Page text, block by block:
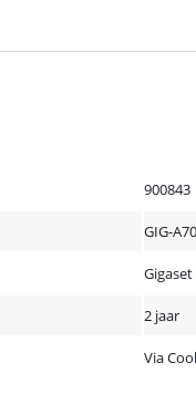
900843
GIG-
Gigaset
2 jaar
Via